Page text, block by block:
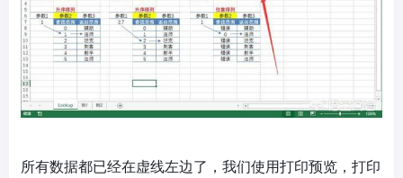
所有数据都已经在虚线左边了，我们使用打印预览，打印